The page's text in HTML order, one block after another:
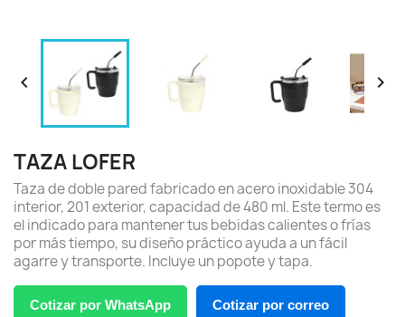
 
TAZA LOFER
Taza de doble pared fabricado en acero inoxidable 304
interior, 201 exterior, capacidad de 480 ml. Este termo es
el indicado para mantener tus bebidas calientes o frías
por más tiempo, su diseño práctico ayuda a un fácil
agarre y transporte. Incluye un popote y tapa.
Cotizar por WhatsApp Cotizar por correo